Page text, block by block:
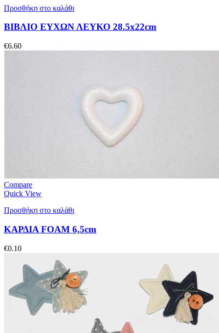
Προσθήκη στο καλάθι
ΒΙΒΛΙΟ ΕΥΧΩΝ ΛΕΥΚΟ 28.5x22cm
€6.60
Compare
Quick View
Προσθήκη στο καλάθι
ΚΑΡΔΙΑ FOAM 6,5cm
€0.10